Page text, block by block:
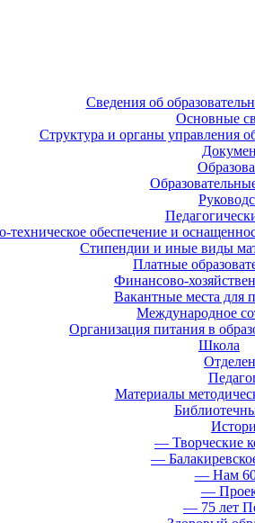
Сведения об
Основные
Структура и органы управления
техническое обеспечение и
Стипендии и иные виды
Платные
Финансово-
Вакантные места для
Международное
Организация питания в
Школа
Материалы
— Творческие
—
— Нам 60
—
— 75 лет